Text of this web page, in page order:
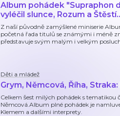
Album pohádek "Supraphon
vyléčil slunce, Rozum a
Z naší původně zamýšlené miniserie
početná řada titulů se známými i méně
představuje svým malým i velkým
Děti a mládež
Grym, Němcová, Říha,
Celkem šest milých pohádek s tematikou
Němcová.Album plné pohádek je
Klemem a dalšími interprety.